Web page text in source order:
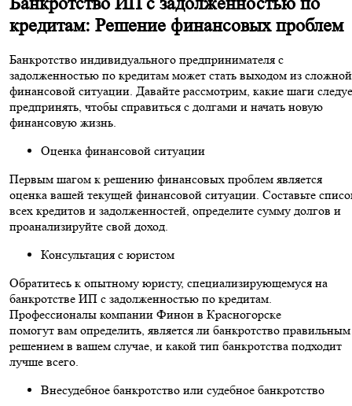
кредитам: Решение финансовых проблем
Банкротство индивидуального предпринимателя с
задолженностью по кредитам может стать выходом из сложной
финансовой ситуации. Давайте рассмотрим, какие шаги
предпринять, чтобы справиться с долгами и начать новую
финансовую жизнь.
Оценка финансовой ситуации
Первым шагом к решению финансовых проблем является
оценка вашей текущей финансовой ситуации. Составьте
всех кредитов и задолженностей, определите сумму долгов и
проанализируйте свой доход.
Консультация с юристом
Обратитесь к опытному юристу, специализирующемуся на
банкротстве ИП с задолженностью по кредитам.
Профессионалы компании Финон в Красногорске
помогут вам определить, является ли банкротство правильным
решением в вашем случае, и какой тип банкротства подходит
лучше всего.
Внесудебное банкротство или судебное банкротство